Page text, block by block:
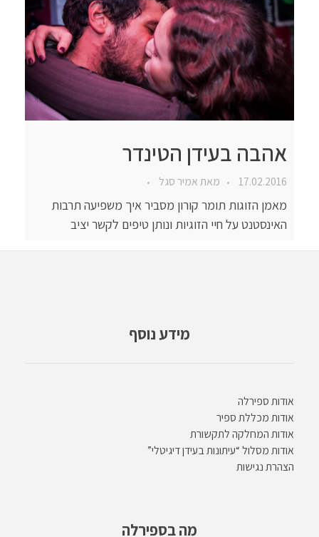
אהבה בעידן הטינדר
17.02.2016 מאתאמיר סגל
מאמן הזוגות תומר קורון מסביר איך משפיעה תרבות
האינסטנט על חיי הזוגיות ונותן טיפים לקשר יציב
מידע נוסף
אודות ספירלה
אודות מכללת ספיר
אודות המחלקה לתקשורת
אודות מסלול “עיתונות בעידן דיגיטלי”
הצהרת נגישות
מה בספירלה